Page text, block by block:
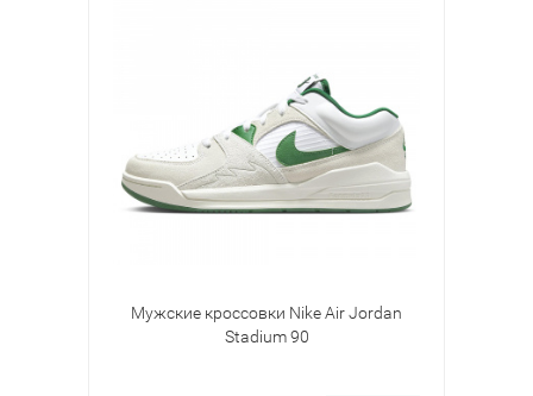
Мужские кроссовки Nike Air Jordan
Stadium 90